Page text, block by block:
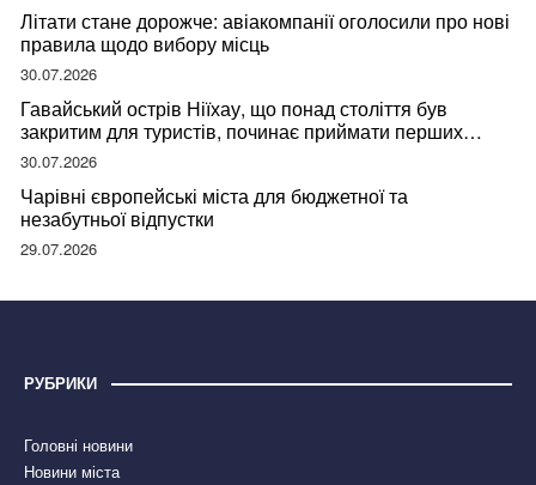
Літати стане дорожче: авіакомпанії оголосили про нові
правила щодо вибору місць
30.07.2026
Гавайський острів Ніїхау, що понад століття був
закритим для туристів, починає приймати перших
відвідувачів
30.07.2026
Чарівні європейські міста для бюджетної та
незабутньої відпустки
29.07.2026
РУБРИКИ
Головні новини
Новини міста